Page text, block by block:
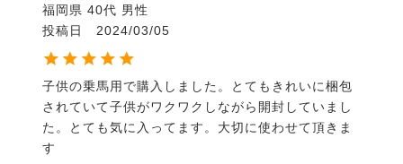
福岡県 40代 男性
投稿日
2024/03/05
子供の乗馬用で購入しました。とてもきれいに梱包
されていて子供がワクワクしながら開封していまし
た。とても気に入ってます。大切に使わせて頂きま
す